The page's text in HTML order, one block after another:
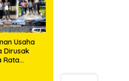
Usaha
Dirusak
Rata